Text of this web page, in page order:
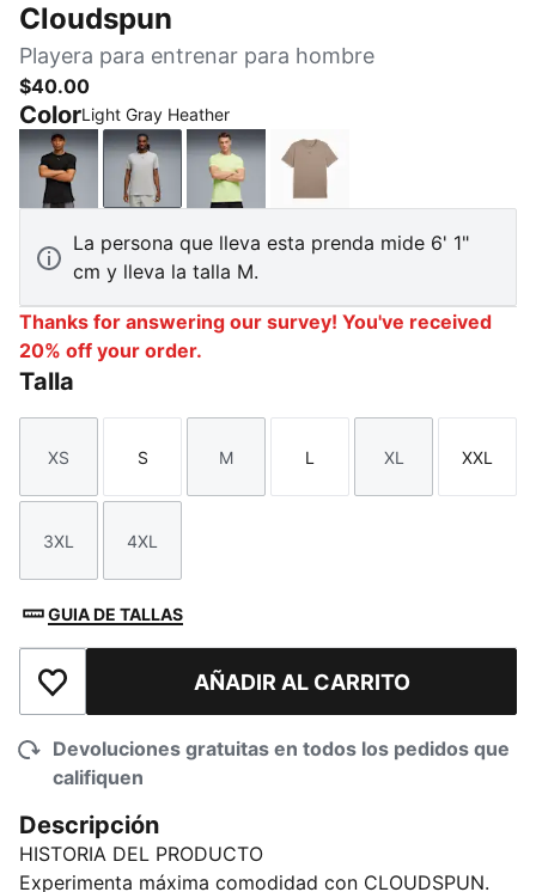
Cloudspun
Playera para entrenar para hombre
$40.00
ColorLight Gray Heather
PUMA BlackLight Gray Heather
Apple SpritzMouse Gray Heather
La persona que lleva esta prenda mide 6' 1"
cm y lleva la talla M.
Thanks for answering our survey! You've received
20% off your order.
Talla
Talla
XS
Talla
S
Talla
M
Talla
L
Talla
XL
Talla
XXL
Talla
3XL
Talla
4XL
GUIA DE TALLAS
Añadir a la lista de deseosAÑADIR AL CARRITO
Devoluciones gratuitas en todos los pedidos que
califiquen
Descripción
HISTORIA DEL PRODUCTO
Experimenta máxima comodidad con CLOUDSPUN.